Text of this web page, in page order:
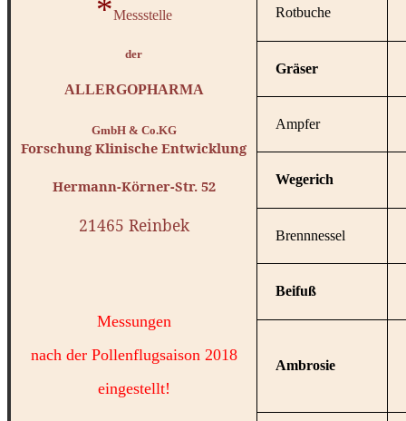
*Messstelle
der
ALLERGOPHARMA
GmbH & Co.KG
Forschung Klinische Entwicklung
Hermann-Körner-Str. 52
21465 Reinbek
Messungen
nach der Pollenflugsaison 2018
eingestellt!
Rotbuche
Gräser
Ampfer
Wegerich
Brennnessel
Beifuß
Ambrosie